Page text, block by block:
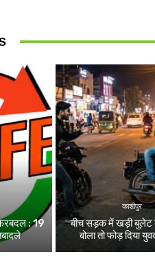
: 19
काशीपुर
बीच सड़क में खड़ी बुलेट
बोला तो फोड़ दिया